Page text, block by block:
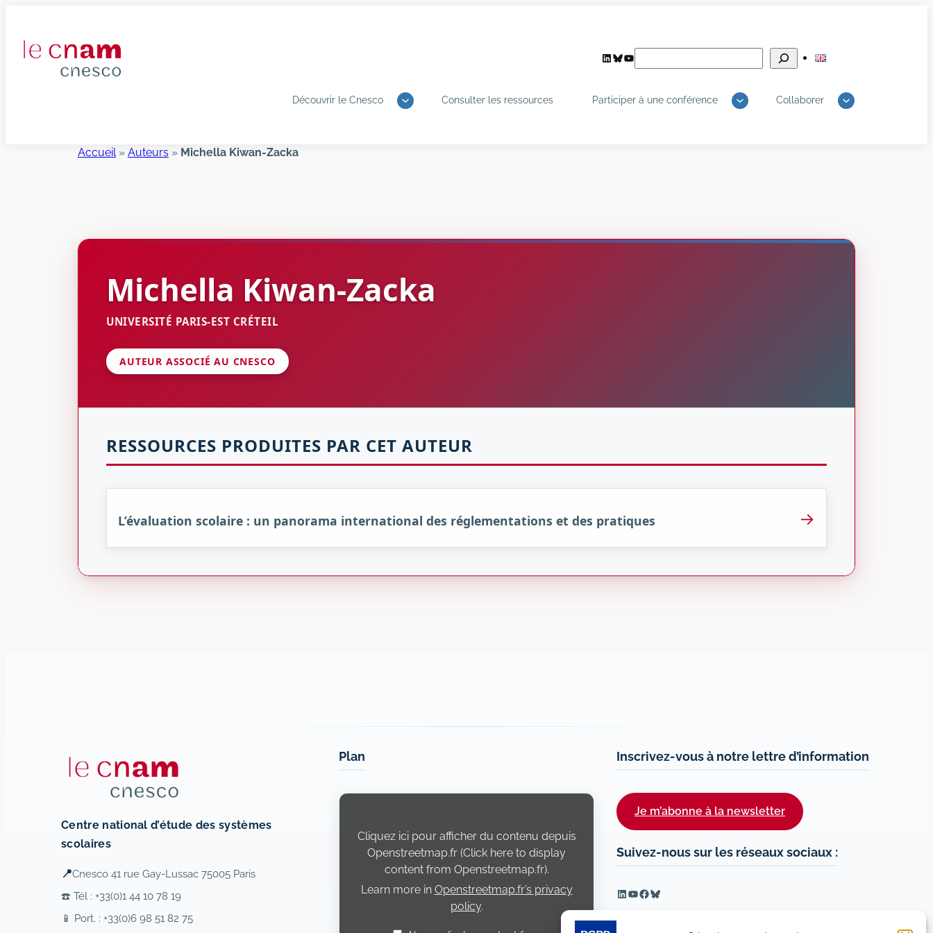
contenu
LinkedIn
Bluesky
YouTube
Découvrir le Cnesco Consulter les ressources Participer à une conférence Collaborer
Accueil» Auteurs » Michella Kiwan-Zacka
Michella Kiwan-Zacka
UNIVERSITÉ PARIS-EST CRÉTEIL
AUTEUR ASSOCIÉ AU CNESCO
RESSOURCES PRODUITES PAR CET AUTEUR
L’évaluation scolaire : un panorama international des réglementations et des pratiques →
Centre national d’étude des systèmes
scolaires
📍Cnesco 41 rue Gay-Lussac 75005 Paris
☎️ Tél : +33(0)1 44 10 78 19
📱 Port. : +33(0)6 98 51 82 75
Plan
Display
Openstreetmap.fr
Cliquez ici pour afficher du contenu depuis
Openstreetmap.fr (Click here to display
content from Openstreetmap.fr).
Learn more in Openstreetmap.fr’s privacy
policy.
Inscrivez-vous à notre lettre d’information
Je m’abonne à la newsletter
Suivez-nous sur les réseaux sociaux :
LinkedIn
YouTube
Facebook
Bluesky